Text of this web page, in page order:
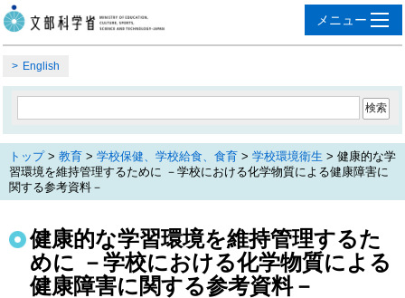
English
トップ> 教育 > 学校保健、学校給食、食育 > 学校環境衛生 > 健康的な学
習環境を維持管理するために －学校における化学物質による健康障害に
関する参考資料－
健康的な学習環境を維持管理するた
めに －学校における化学物質による
健康障害に関する参考資料－